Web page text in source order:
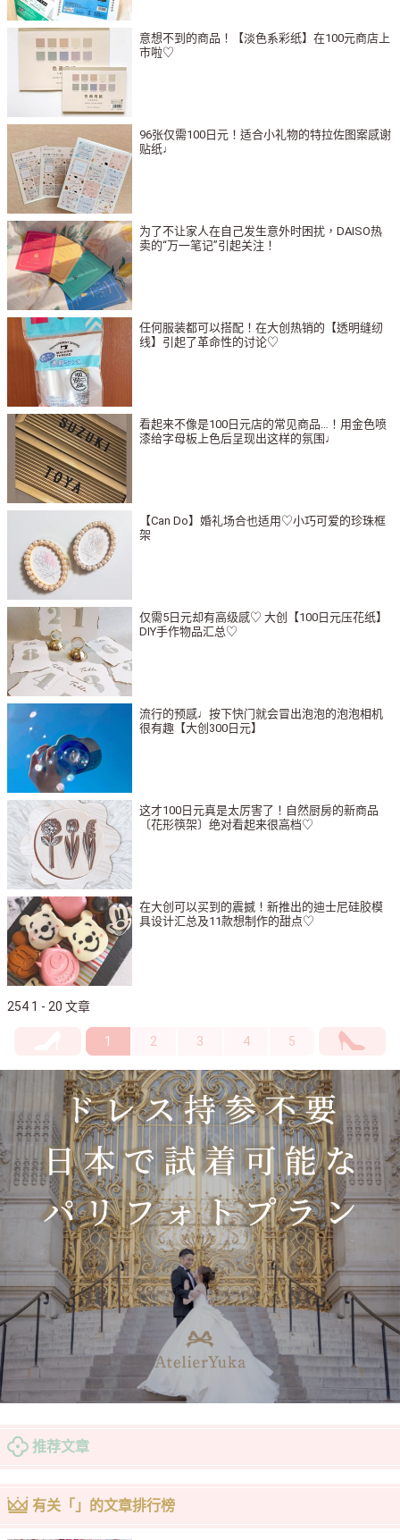
意想不到的商品！【淡色系彩纸】在100元商店上
市啦♡
96张仅需100日元！适合小礼物的特拉佐图案感谢
贴纸♩
为了不让家人在自己发生意外时困扰，DAISO热
卖的“万一笔记”引起关注！
任何服装都可以搭配！在大创热销的【透明缝纫
线】引起了革命性的讨论♡
看起来不像是100日元店的常见商品…！用金色喷
漆给字母板上色后呈现出这样的氛围♩
【Can Do】婚礼场合也适用♡小巧可爱的珍珠框
架
仅需5日元却有高级感♡ 大创【100日元压花纸】
DIY手作物品汇总♡
流行的预感♩按下快门就会冒出泡泡的泡泡相机
很有趣【大创300日元】
这才100日元真是太厉害了！自然厨房的新商品
〔花形筷架〕绝对看起来很高档♡
在大创可以买到的震撼！新推出的迪士尼硅胶模
具设计汇总及11款想制作的甜点♡
254 1 - 20 文章
1 2 3 4 5
推荐文章
有关「」的文章排行榜